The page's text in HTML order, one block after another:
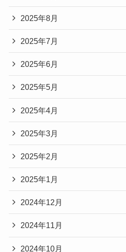
2025年8月
2025年7月
2025年6月
2025年5月
2025年4月
2025年3月
2025年2月
2025年1月
2024年12月
2024年11月
2024年10月